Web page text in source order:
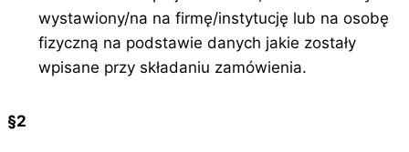
wystawiony/na na firmę/instytucję lub na osobę
fizyczną na podstawie danych jakie zostały
wpisane przy składaniu zamówienia.
§2